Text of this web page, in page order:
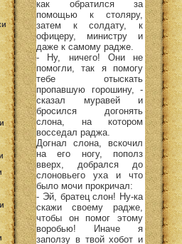
как обратился за
помощью к столяру,
затем к солдату, к
офицеру, министру и
даже к самому радже.
- Ну, ничего! Они не
помогли, так я помогу
тебе отыскать
пропавшую горошину, -
сказал муравей и
бросился догонять
слона, на котором
восседал раджа.
Догнал слона, вскочил
на его ногу, пополз
вверх, добрался до
слоновьего уха и что
было мочи прокричал:
- Эй, братец слон! Ну-ка
скажи своему радже,
чтобы он помог этому
воробью! Иначе я
заползу в твой хобот и